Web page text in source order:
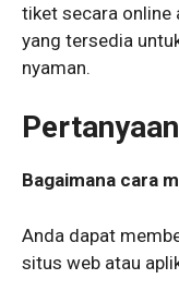
tiket secara online
yang tersedia
nyaman.
Bagaimana cara
Anda dapat
situs web atau